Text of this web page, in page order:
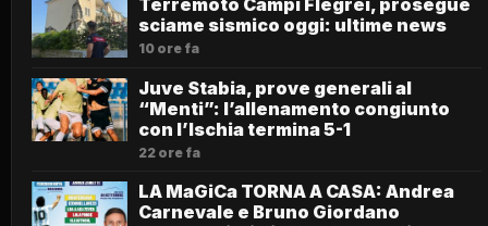
sciame sismico oggi: ultime news
10 ore fa
Juve Stabia, prove generali al
“Menti”: l’allenamento congiunto
con l’Ischia termina 5-1
22 ore fa
LA MaGiCa TORNA A CASA: Andrea
Carnevale e Bruno Giordano